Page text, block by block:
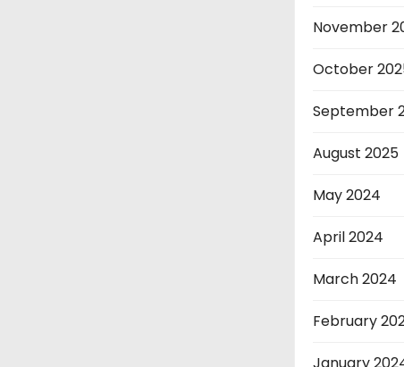
November
October
September
August 2025
May 2024
April 2024
March 2024
February